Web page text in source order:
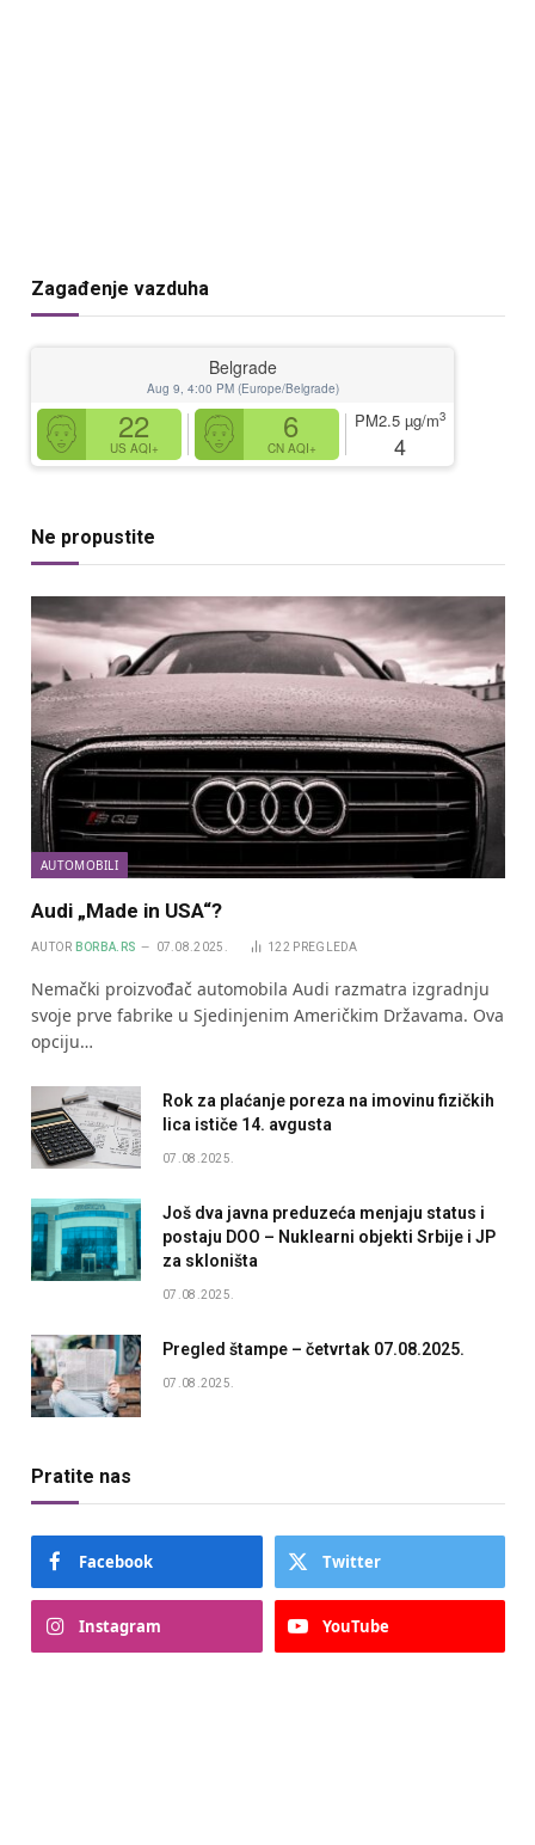
Zagađenje vazduha
Belgrade
Aug 9, 4:00 PM (Europe/Belgrade)
22
US AQI+
6
CN AQI+
PM2.5 µg/m3
4
Ne propustite
AUTOMOBILI
Audi „Made in USA“?
AUTOR BORBA.RS 07.08.2025. 122 PREGLEDA
Nemački proizvođač automobila Audi razmatra izgradnju
svoje prve fabrike u Sjedinjenim Američkim Državama. Ova
opciju…
Rok za plaćanje poreza na imovinu fizičkih
lica ističe 14. avgusta
07.08.2025.
Još dva javna preduzeća menjaju status i
postaju DOO – Nuklearni objekti Srbije i JP
za skloništa
07.08.2025.
Pregled štampe – četvrtak 07.08.2025.
07.08.2025.
Pratite nas
Facebook Twitter
Instagram YouTube